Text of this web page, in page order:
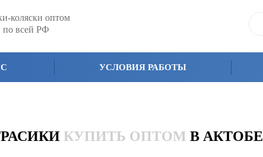
коляски оптом
по всей РФ
УСЛОВИЯ РАБОТЫ
КУПИТЬ ОПТОМ В АКТОБЕ